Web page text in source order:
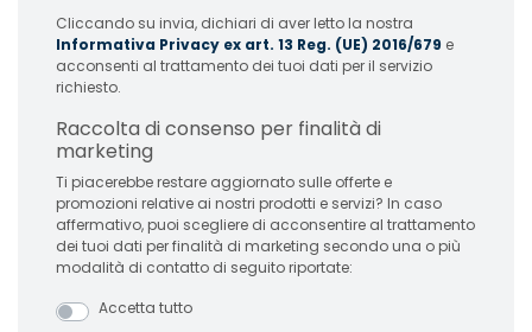
Cliccando su invia, dichiari di aver letto la nostra
Informativa Privacy ex art. 13 Reg. (UE) 2016/679 e
acconsenti al trattamento dei tuoi dati per il servizio
richiesto.
Raccolta di consenso per finalità di
marketing
Ti piacerebbe restare aggiornato sulle offerte e
promozioni relative ai nostri prodotti e servizi? In caso
affermativo, puoi scegliere di acconsentire al trattamento
dei tuoi dati per finalità di marketing secondo una o più
modalità di contatto di seguito riportate:
Accetta tutto